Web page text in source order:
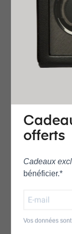
La Hamilton
l’esthétique
Jazzmaster.
de subtils
emblématique
Le boîtier en
silhouette
ouvert révèle la
reflète
contemporaine,
offerts
Cadeaux
bénéficier.*
Vos données